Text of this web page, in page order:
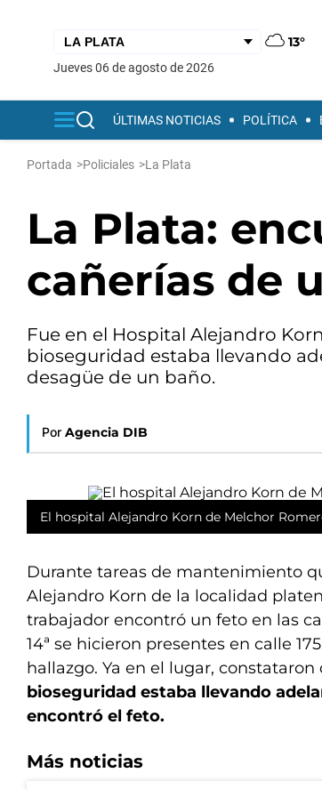
13°
jueves 06 de agosto de 2026
ÚLTIMAS NOTICIAS POLÍTICA
Portada >Policiales >La Plata
La Plata:
cañerías de
Fue en el Hospital Alejandro
bioseguridad estaba llevando
desagüe de un baño.
Por Agencia DIB
El hospital Alejandro Korn de Melchor
Durante tareas de mantenimiento
Alejandro Korn de la localidad
trabajador encontró un feto en las
14ª se hicieron presentes en calle
hallazgo. Ya en el lugar, constataron
bioseguridad estaba llevando
encontró el feto.
Más noticias